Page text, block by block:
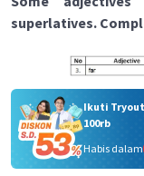
superlatives.
Ikuti Tryout
100rb
Habis dalam